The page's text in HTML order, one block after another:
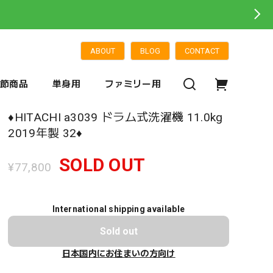
ABOUT BLOG CONTACT
商品 単身用 ファミリー用
♦️HITACHI a3039 ドラム式洗濯機 11.0kg
2019年製 32♦️
¥77,800 SOLD OUT
International shipping available
Sold out
日本国内にお住まいの方向け